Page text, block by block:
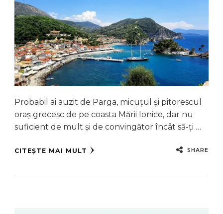
Probabil ai auzit de Parga, micuțul și pitorescul
oraș grecesc de pe coasta Mării Ionice, dar nu
suficient de mult și de convingător încât să-ți …
CITEȘTE MAI MULT SHARE